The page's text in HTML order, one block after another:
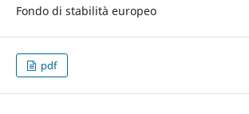
Fondo di stabilità europeo
pdf